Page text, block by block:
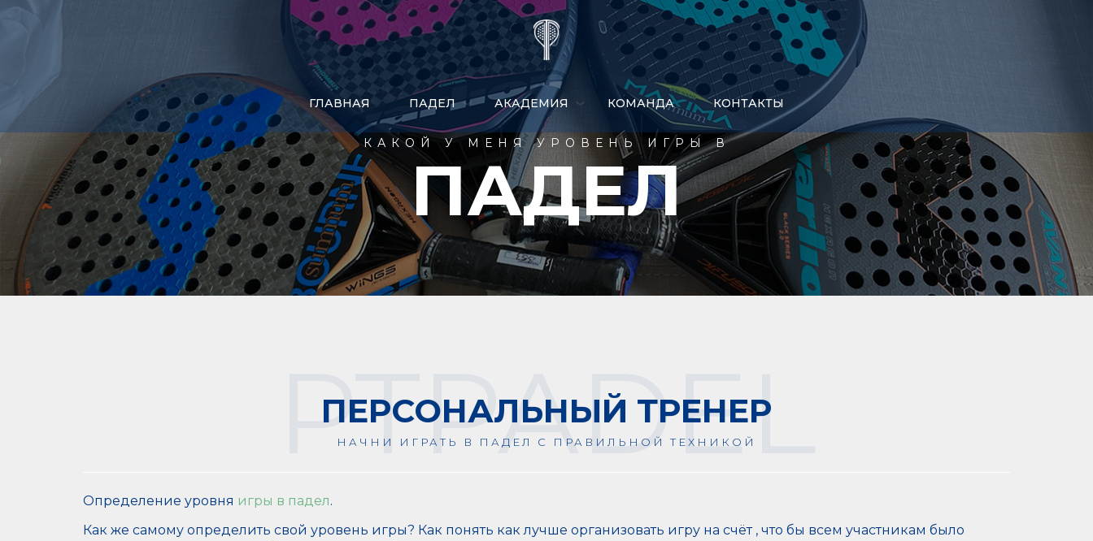
ГЛАВНАЯ ПАДЕЛ АКАДЕМИЯ КОМАНДА ​КОНТАКТЫ
КАКОЙ У МЕНЯ УРОВЕНЬ ИГРЫ В
ПАДЕЛ
PTPADEL
ПЕРСОНАЛЬНЫЙ ТРЕНЕР
НАЧНИ ИГРАТЬ В ПАДЕЛ С ПРАВИЛЬНОЙ ТЕХНИКОЙ
Определение уровня игры в падел.
Как же самому определить свой уровень игры? Как понять как лучше организовать игру на счёт , что бы всем участникам было